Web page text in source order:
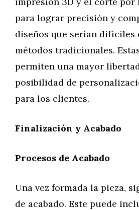
para lograr precisión y
diseños que serían difíciles
métodos tradicionales.
permiten una mayor
posibilidad de
para los clientes.
Finalización y Acabado
Procesos de Acabado
Una vez formada la pieza,
de acabado. Este puede